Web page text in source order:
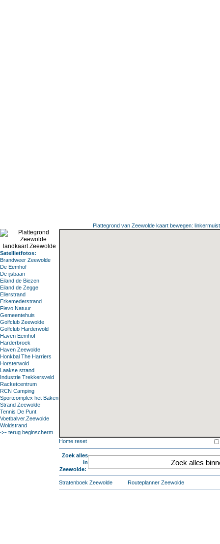
Satellietfotos:
Brandweer Zeewolde
De Eemhof
De ijsbaan
Eiland de Biezen
Eiland de Zegge
Ellerstrand
Erkemederstrand
Flevo Natuur
Gemeentehuis
Golfclub Zeewolde
Golfclub Harderwold
Haven Eemhof
Harderbroek
Haven Zeewolde
Honkbal The Harriers
Horsterwold
Laakse strand
Industrie Trekkersveld
Racketcentrum
RCN Camping
Sportcomplex het Baken
Strand Zeewolde
Tennis De Punt
Voetbalver.Zeewolde
Woldstrand
<-- terug beginscherm
Plattegrond van Zeewolde kaart bewegen:
Home reset
Zoek alles
in
Zeewolde:
Stratenboek Zeewolde Routeplanner Zeewolde